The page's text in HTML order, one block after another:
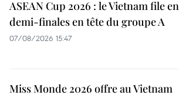
ASEAN Cup 2026 : le Vietnam file en
demi-finales en tête du groupe A
07/08/2026 15:47
Miss Monde 2026 offre au Vietnam